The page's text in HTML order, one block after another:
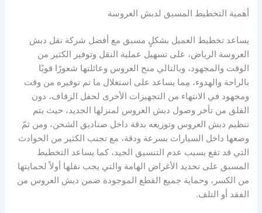
أهمية التخطيط المسبق لدبش العروسة
يساعد تخطيط العميل بشكلٍ مسبق مع أفضل شركة نقل دبش
العروسة الرياض، على تسهيل عملية النقل وتوفير الكثير من
الوقت والمجهود، وبالتالي منح العروس وعائلتها شعورًا قويًا
بالراحة والهدوء، مِما يساعد على استغلال ما تم توفيره من وقت
ومجهود في الانتهاء من التجهيزات الأخرى لحفل الزفاف، دون
القلق من تأخر وصول دبش العروس لمنزلها الجديد، حيث يتم
تنظيم دبش العروس وتوزيعه بدقة داخل صناديق الشحن، ومن ثمّ
وضعها داخل السيارات بسرعة ودقة، مع تجنب الكثير من الحوادث
التي قد تقع بسبب عدم التنسيق الجيد، كما يساعد التخطيط
المسبق على تحديد الأغراض الهامة والتي يجب نقلها أولاً لحمايتها
من الكسر، وحماية جميع القطع الموجودة ضمن دبش العروس من
الفقد أو التلف.